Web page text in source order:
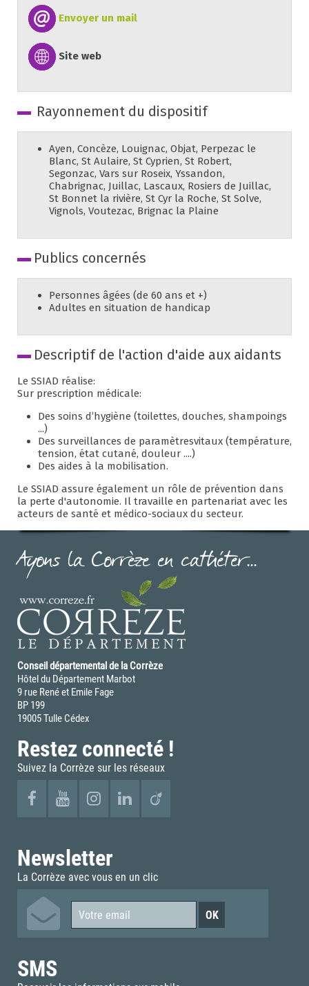
Envoyer un mail
Site web
Rayonnement du dispositif
Ayen, Concèze, Louignac, Objat, Perpezac le
Blanc, St Aulaire, St Cyprien, St Robert,
Segonzac, Vars sur Roseix, Yssandon,
Chabrignac, Juillac, Lascaux, Rosiers de Juillac,
St Bonnet la rivière, St Cyr la Roche, St Solve,
Vignols, Voutezac, Brignac la Plaine
Publics concernés
Personnes âgées (de 60 ans et +)
Adultes en situation de handicap
Descriptif de l'action d'aide aux aidants
Le SSIAD réalise:
Sur prescription médicale:
Des soins d’hygiène (toilettes, douches, shampoings
...)
Des surveillances de paramètresvitaux (température,
tension, état cutané, douleur ....)
Des aides à la mobilisation.
Le SSIAD assure également un rôle de prévention dans
la perte d'autonomie. Il travaille en partenariat avec les
acteurs de santé et médico-sociaux du secteur.
Ayons la Corrèze en cathéter...
Conseil départemental de la Corrèze
Hôtel du Département Marbot
9 rue René et Emile Fage
BP 199
19005 Tulle Cédex
Restez connecté !
Suivez la Corrèze sur les réseaux
Newsletter
La Corrèze avec vous en un clic
SMS